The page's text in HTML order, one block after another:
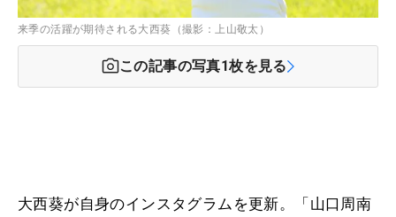
来季の活躍が期待される大西葵（撮影：上山敬太）
この記事の写真1枚を見る
大西葵が自身のインスタグラムを更新。「山口周南